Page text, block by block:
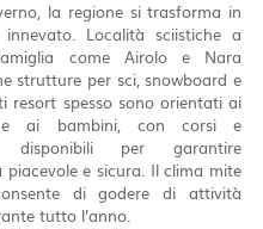
la regione si trasforma in
Località sciistiche a
come Airolo e Nara
strutture per sci, snowboard e
resort spesso sono orientati ai
e ai bambini, con corsi e
disponibili per garantire
piacevole e sicura. Il clima mite
di godere di attività
tutto l’anno.